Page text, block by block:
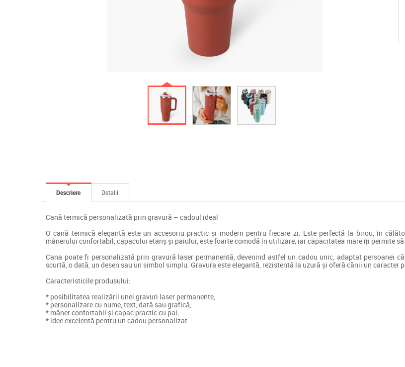
Descriere Detalii
Cană termică personalizată prin gravură – cadoul ideal
O cană termică elegantă este un accesoriu practic și modern pentru fiecare zi. Este perfectă la birou, în
mânerului confortabil, capacului etanș și paiului, este foarte comodă în utilizare, iar capacitatea mare îți permite
Cana poate fi personalizată prin gravură laser permanentă, devenind astfel un cadou unic, adaptat persoanei
scurtă, o dată, un desen sau un simbol simplu. Gravura este elegantă, rezistentă la uzură și oferă cănii un caracter
Caracteristicile produsului:
* posibilitatea realizării unei gravuri laser permanente,
* personalizare cu nume, text, dată sau grafică,
* mâner confortabil și capac practic cu pai,
* idee excelentă pentru un cadou personalizat.